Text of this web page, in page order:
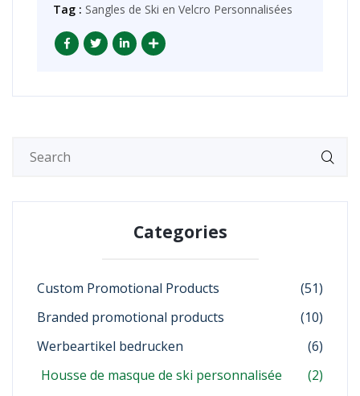
Tag : Sangles de Ski en Velcro Personnalisées
Categories
Custom Promotional Products
(51)
Branded promotional products
(10)
Werbeartikel bedrucken
(6)
Housse de masque de ski personnalisée
(2)